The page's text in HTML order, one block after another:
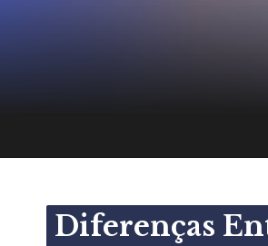
Diferenças
Diferenças